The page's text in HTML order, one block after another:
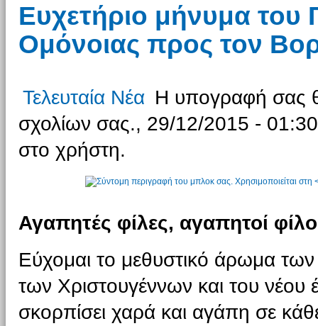
Ευχετήριο μήνυμα του
Ομόνοιας προς τον
Τελευταία Νέα Η υπογραφή σας
σχολίων σας., 29/12/2015 - 01:30
στο χρήστη.
Αγαπητές φίλες, αγαπητοί
Εύχομαι το μεθυστικό άρωμα
των Χριστουγέννων και του νέου
σκορπίσει χαρά και αγάπη σε